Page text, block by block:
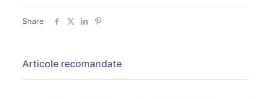
Share
Articole recomandate